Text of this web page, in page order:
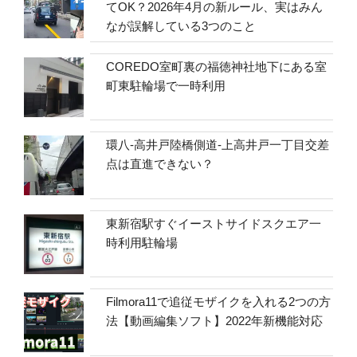
てOK？2026年4月の新ルール、実はみん
なが誤解している3つのこと
COREDO室町裏の福徳神社地下にある室
町東駐輪場で一時利用
環八-高井戸陸橋側道-上高井戸一丁目交差
点は直進できない？
東新宿駅すぐイーストサイドスクエア一
時利用駐輪場
Filmora11で追従モザイクを入れる2つの方
法【動画編集ソフト】2022年新機能対応